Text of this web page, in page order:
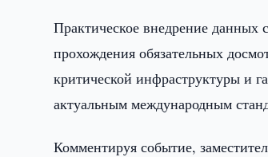
Практическое внедрение данных
прохождения обязательных
критической инфраструктуры и
актуальным международным
Комментируя событие,